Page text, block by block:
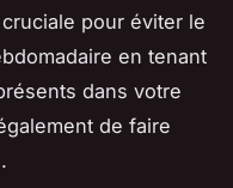
pour éviter le
en tenant
dans votre
de faire